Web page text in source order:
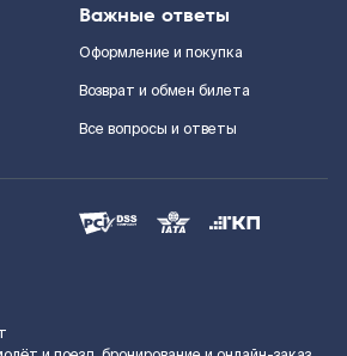
Важные ответы
Оформление и покупка
Возврат и обмен билета
Все вопросы и ответы